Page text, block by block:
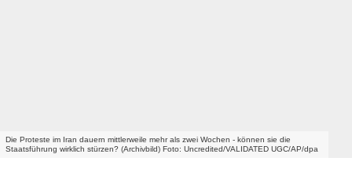
Die Proteste im Iran dauern mittlerweile mehr als zwei Wochen - können sie die
Staatsführung wirklich stürzen? (Archivbild) Foto: Uncredited/VALIDATED UGC/AP/dpa